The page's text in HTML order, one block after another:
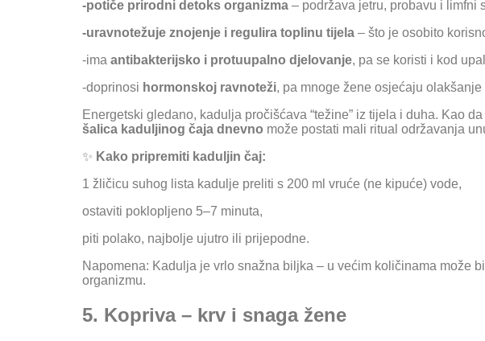
-potiče prirodni detoks organizma – podržava jetru, probavu i limfni
-uravnotežuje znojenje i regulira toplinu tijela – što je osobito
-ima antibakterijsko i protuupalno djelovanje, pa se koristi i kod
-doprinosi hormonskoj ravnoteži, pa mnoge žene osjećaju
Energetski gledano, kadulja pročišćava “težine” iz tijela i duha. Kao
šalica kaduljinog čaja dnevno može postati mali ritual održavanja
✨ Kako pripremiti kaduljin čaj:
1 žličicu suhog lista kadulje preliti s 200 ml vruće (ne kipuće) vode,
ostaviti poklopljeno 5–7 minuta,
piti polako, najbolje ujutro ili prijepodne.
Napomena: Kadulja je vrlo snažna biljka – u većim količinama može
organizmu.
5. Kopriva – krv i snaga žene